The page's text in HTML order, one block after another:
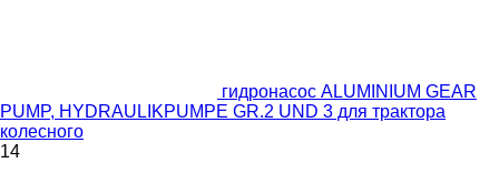
гидронасос ALUMINIUM GEAR
PUMP, HYDRAULIKPUMPE GR.2 UND 3 для трактора
колесного
14